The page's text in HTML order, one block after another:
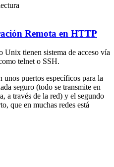
Remota en HTTP
Unix tienen sistema de acceso vía
telnet o SSH.
unos puertos específicos para la
seguro (todo se transmite en
a través de la red) y el segundo
que en muchas redes está